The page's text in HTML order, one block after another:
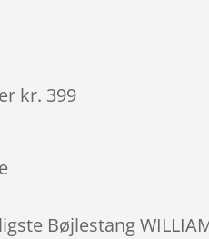
kr. 399
Bøjlestang